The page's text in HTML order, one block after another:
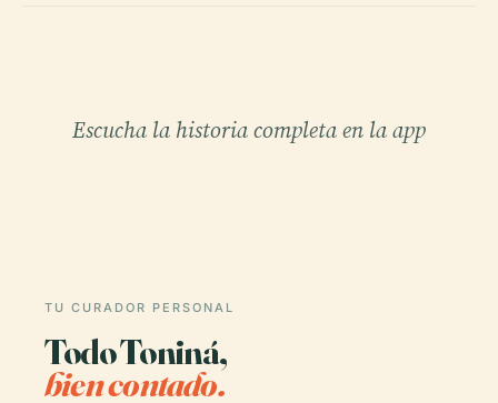
Escucha la historia completa en la app
TU CURADOR PERSONAL
Todo Toniná,
bien contado.